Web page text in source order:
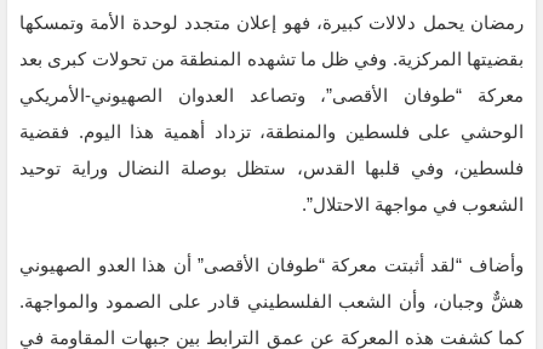
رمضان يحمل دلالات كبيرة، فهو إعلان متجدد لوحدة الأمة وتمسكها
بقضيتها المركزية. وفي ظل ما تشهده المنطقة من تحولات كبرى بعد
معركة “طوفان الأقصى”، وتصاعد العدوان الصهيوني-الأمريكي
الوحشي على فلسطين والمنطقة، تزداد أهمية هذا اليوم. فقضية
فلسطين، وفي قلبها القدس، ستظل بوصلة النضال وراية توحيد
الشعوب في مواجهة الاحتلال”.
وأضاف “لقد أثبتت معركة “طوفان الأقصى” أن هذا العدو الصهيوني
هشٌّ وجبان، وأن الشعب الفلسطيني قادر على الصمود والمواجهة.
كما كشفت هذه المعركة عن عمق الترابط بين جبهات المقاومة في